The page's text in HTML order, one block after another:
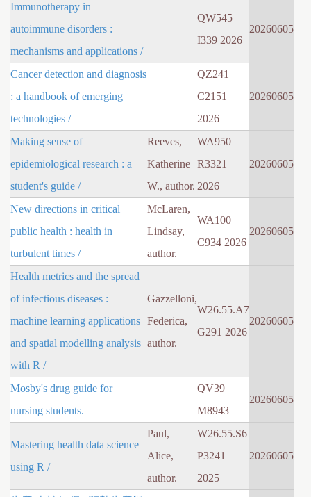
Immunotherapy in
autoimmune disorders :
mechanisms and applications /
QW545
I339 2026
20260605
Cancer detection and diagnosis
: a handbook of emerging
technologies /
QZ241
C2151
2026
20260605
Making sense of
epidemiological research : a
student's guide /
Reeves,
Katherine
W., author.
WA950
R3321
2026
20260605
New directions in critical
public health : health in
turbulent times /
McLaren,
Lindsay,
author.
WA100
C934 2026
20260605
Health metrics and the spread
of infectious diseases :
machine learning applications
and spatial modelling analysis
with R /
Gazzelloni,
Federica,
author.
W26.55.A7
G291 2026
20260605
Mosby's drug guide for
nursing students.
QV39
M8943
20260605
Mastering health data science
using R /
Paul,
Alice,
author.
W26.55.S6
P3241
2025
20260605